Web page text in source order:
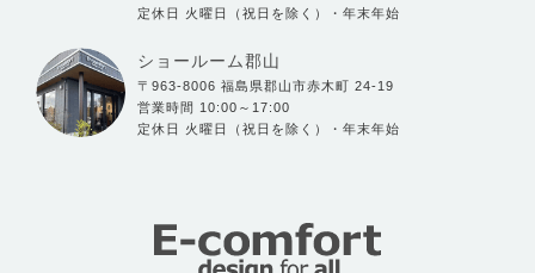
定休日 火曜日（祝日を除く）・年末年始
ショールーム郡山
〒963-8006 福島県郡山市赤木町 24-19
営業時間 10:00～17:00
定休日 火曜日（祝日を除く）・年末年始